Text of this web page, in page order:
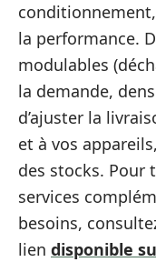
la performance.
modulables
la demande,
d’ajuster la
et à vos
des stocks. Pour
services
besoins,
lien disponible